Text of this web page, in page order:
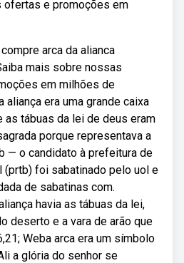
e promoções em
arca da alianca
mais sobre nossas
em milhões de
aliança era uma grande caixa
as tábuas da lei de deus eram
porque representava a
— o candidato à prefeitura de
(prtb) foi sabatinado pelo uol e
de sabatinas com.
havia as tábuas da lei,
deserto e a vara de arão que
Weba arca era um símbolo
a glória do senhor se